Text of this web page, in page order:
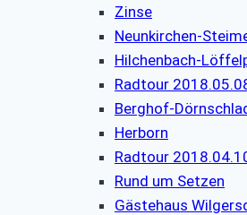
Zinse
Neunkirchen-
Hilchenbach-
Radtour
Berghof-
Herborn
Radtour
Rund um Setzen
Gästehaus